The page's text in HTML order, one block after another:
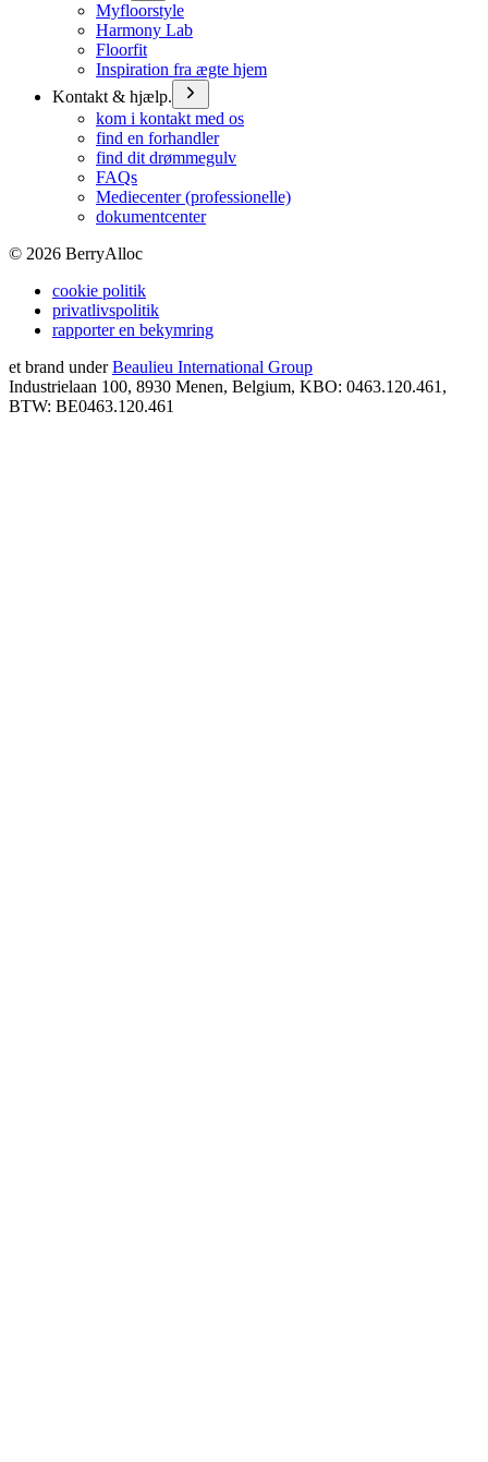
Myfloorstyle
Harmony Lab
Floorfit
Inspiration fra ægte hjem
Kontakt & hjælp.
kom i kontakt med os
find en forhandler
find dit drømmegulv
FAQs
Mediecenter (professionelle)
dokumentcenter
© 2026 BerryAlloc
cookie politik
privatlivspolitik
rapporter en bekymring
et brand under Beaulieu International Group
Industrielaan 100, 8930 Menen, Belgium, KBO: 0463.120.461,
BTW: BE0463.120.461